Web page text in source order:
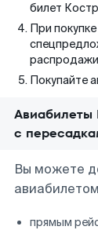
билет
При
распродажи
Покупайте
Авиабилеты
с
Вы можете
прямым